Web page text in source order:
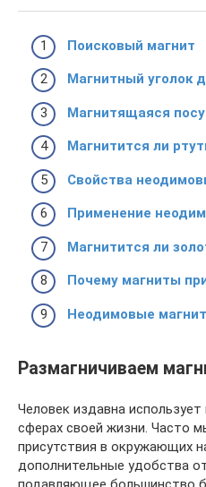
Поисковый магнит
Магнитный уголок
Магнитящаяся
Магнитится ли
Свойства
Применение
Магнитится ли
Почему магниты
Неодимовые
Размагничиваем
Человек издавна
сферах своей жизни. Часто
присутствия в окружающих
дополнительные удобства